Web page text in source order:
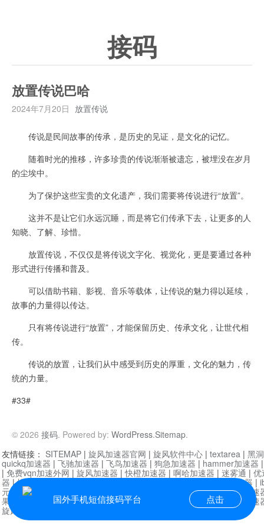
接码
放置传说巴哈
2024年7月20日 放置传说
传说是民间故事的传承，是历史的见证，是文化的记忆。
随着时光的推移，许多珍贵的传说渐渐被遗忘，被埋没在岁月
的尘埃中。
为了保护这些宝贵的文化遗产，我们需要将传说进行“放置”。
这并不是让它们永远沉睡，而是将它们传承下去，让更多的人
知晓、了解、珍惜。
放置传说，不仅仅是将传说文字化、视觉化，更是要通过各种
形式进行传播和普及。
可以借助书籍、影视、音乐等载体，让传说的魅力得以延续，
故事的力量得以传达。
只有将传说进行“放置”，才能保留历史、传承文化，让世代相
传。
传说的放置，让我们从中感受到历史的厚重，文化的魅力，传
统的力量。
#33#
© 2026 接码. Powered by: WordPress.Sitemap.
国外手机短信接码平台 点击
友情链接： SITEMAP | 旋风加速器官网 | 旋风软件中心 | textarea | 黑
quickq加速器 | 飞驰加速器 | 飞鸟加速器 | 狗急加速器 | hammer加速器
| 免费vqn加速外网 | 旋风加速器 |快橙加速器 | 啊哈加速器 | 迷雾通 | 优
器 |快柠檬加速器 anycast加速器 |
元机场加速器
|白石山|小牛加速
果加速器
黑洞加速|银河加速器|猎豹加速器 海鸥加速器|
芒果加速
旋风加速器度器